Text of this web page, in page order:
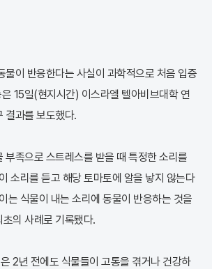
물이 반응한다는 사실이 과학적으로 처음 입증
15일(현지시간) 이스라엘 텔아비브대학 연
결과를 보도했다.
부족으로 스트레스를 받을 때 특정한 소리를
소리를 듣고 해당 토마토에 알을 낳지 않는다
는 식물이 내는 소리에 동물이 반응하는 것을
의 사례로 기록됐다.
2년 전에도 식물들이 고통을 겪거나 건강하